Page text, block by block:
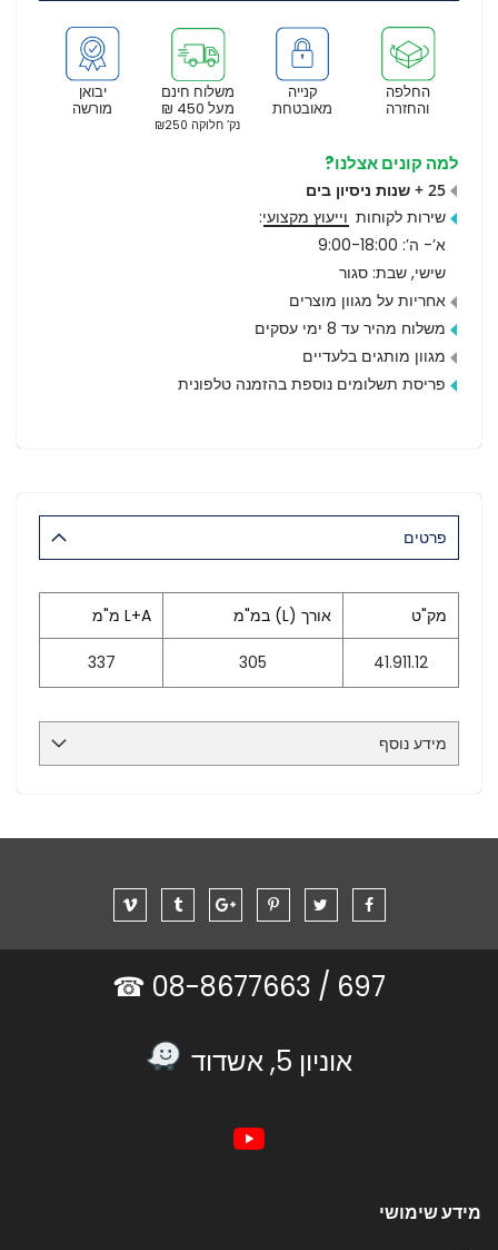
יבואן
מורשה
משלוח חינם
מעל 450 ₪
נק’ חלוקה ₪250
קנייה
מאובטחת
החלפה
והחזרה
למה קונים אצלנו?
25 + שנות ניסיון בים
שירות לקוחות וייעוץ מקצועי:
א’- ה’: 9:00-18:00
שישי, שבת: סגור
אחריות על מגוון מוצרים
משלוח מהיר עד 8 ימי עסקים
מגוון מותגים בלעדיים
פריסת תשלומים נוספת בהזמנה טלפונית
פרטים
מק"ט אורך (L) במ"מ L+A מ"מ
41.911.12
305
337
מידע נוסף
697 /
אוניון 5, אשדוד
מידע שימושי